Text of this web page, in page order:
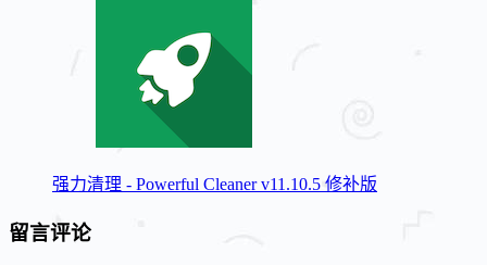
强力清理 - Powerful Cleaner v11.10.5 修补版
留言评论